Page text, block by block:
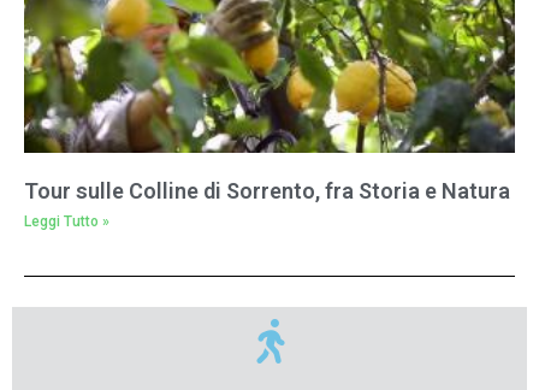
Tour sulle Colline di Sorrento, fra Storia e Natura
Leggi Tutto »